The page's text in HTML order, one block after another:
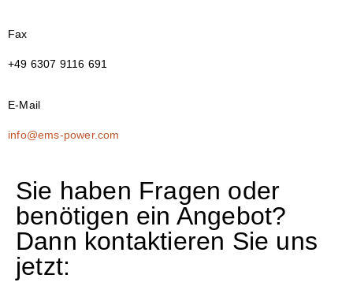
Fax
+49 6307 9116 691
E-Mail
info@ems-power.com
Sie haben Fragen oder
benötigen ein Angebot?
Dann kontaktieren Sie uns
jetzt: